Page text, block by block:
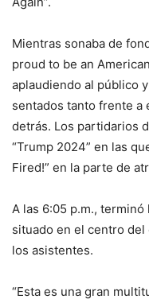
Mientras sonaba de
proud to be an
aplaudiendo al público
sentados tanto frente a
detrás. Los partidarios
“Trump 2024” en las
Fired!” en la parte de
A las 6:05 p.m.,
situado en el centro del
los asistentes.
“Esta es una gran